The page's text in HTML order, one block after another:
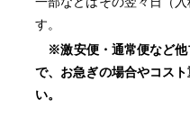
す。
※激安便・通常便など
で、お急ぎの場合やコス
い。